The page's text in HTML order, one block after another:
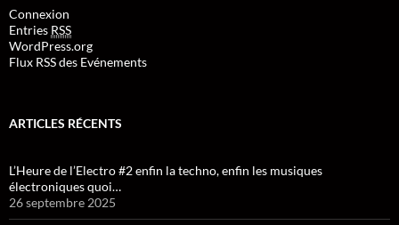
Connexion
Entries RSS
WordPress.org
Flux RSS des Evénements
ARTICLES RÉCENTS
L’Heure de l’Electro #2 enfin la techno, enfin les musiques
électroniques quoi…
26 septembre 2025